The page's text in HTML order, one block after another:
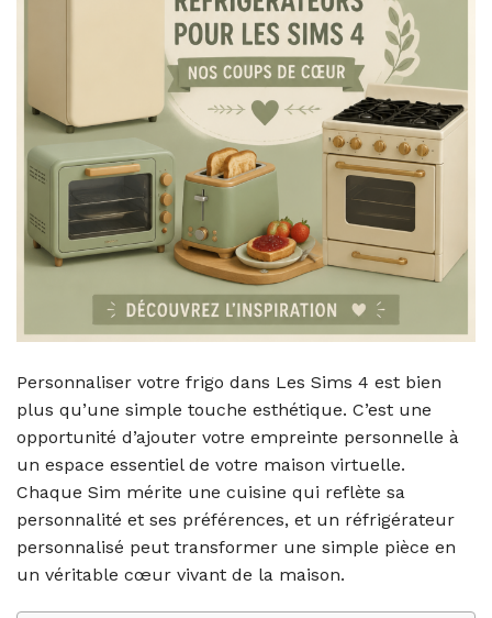
Personnaliser votre frigo dans Les Sims 4 est bien
plus qu’une simple touche esthétique. C’est une
opportunité d’ajouter votre empreinte personnelle à
un espace essentiel de votre maison virtuelle.
Chaque Sim mérite une cuisine qui reflète sa
personnalité et ses préférences, et un réfrigérateur
personnalisé peut transformer une simple pièce en
un véritable cœur vivant de la maison.